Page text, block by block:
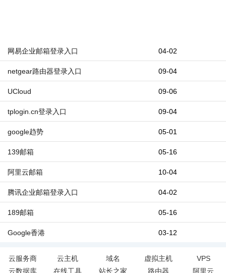
04-02
网易企业邮箱登录入口
09-04
netgear路由器登录入口
09-06
UCloud
09-04
tplogin.cn登录入口
05-01
google趋势
05-16
139邮箱
10-04
阿里云邮箱
04-02
腾讯企业邮箱登录入口
05-16
189邮箱
03-12
Google香港
云服务商 云主机 域名 虚拟主机
VPS
云数据库
在线工具 站长之家 路由器 阿里云